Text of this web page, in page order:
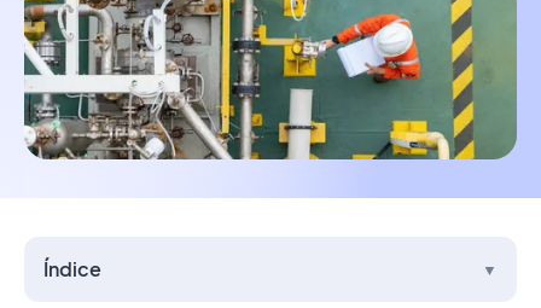
Índice ▼